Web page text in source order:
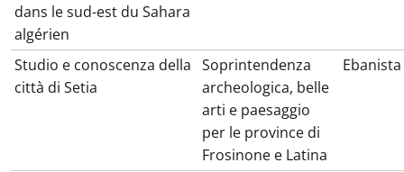
dans le sud-est du Sahara
algérien
Studio e conoscenza della
città di Setia
Soprintendenza
archeologica, belle
arti e paesaggio
per le province di
Frosinone e Latina
Ebanista